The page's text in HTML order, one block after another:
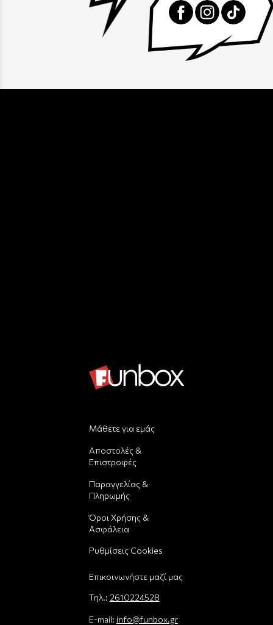
Μάθετε για εμάς
Αποστολές &
Επιστροφές
Παραγγελίας &
Πληρωμής
Όροι Χρήσης &
Ασφάλεια
Ρυθμίσεις Cookies
Επικοινωνήστε μαζί μας
Τηλ.: 2610224528
E-mail: info@funbox.gr